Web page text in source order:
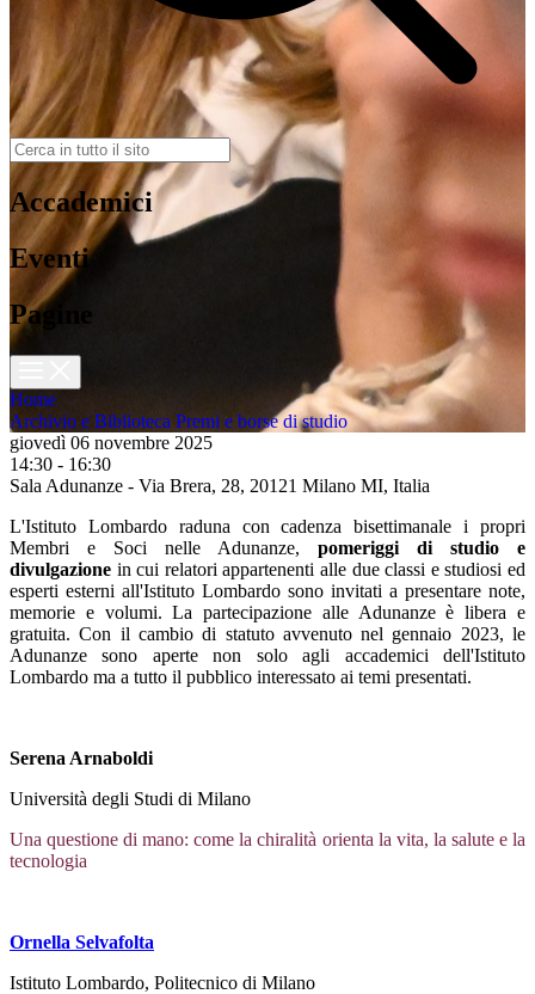
Accademici
Eventi
Pagine
Home
Archivio e Biblioteca Premi e borse di studio
giovedì 06 novembre 2025
14:30 - 16:30
Sala Adunanze - Via Brera, 28, 20121 Milano MI, Italia
L'Istituto Lombardo raduna con cadenza bisettimanale i propri
Membri e Soci nelle Adunanze, pomeriggi di studio e
divulgazione in cui relatori appartenenti alle due classi e studiosi ed
esperti esterni all'Istituto Lombardo sono invitati a presentare note,
memorie e volumi. La partecipazione alle Adunanze è libera e
gratuita. Con il cambio di statuto avvenuto nel gennaio 2023, le
Adunanze sono aperte non solo agli accademici dell'Istituto
Lombardo ma a tutto il pubblico interessato ai temi presentati.
Serena Arnaboldi
Università degli Studi di Milano
Una questione di mano: come la chiralità orienta la vita, la salute e la
tecnologia
Ornella Selvafolta
Istituto Lombardo, Politecnico di Milano